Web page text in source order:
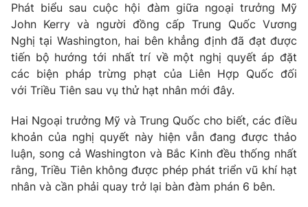
Phát biểu sau cuộc hội đàm giữa ngoại trưởng Mỹ
John Kerry và người đồng cấp Trung Quốc Vương
Nghị tại Washington, hai bên khẳng định đã đạt được
tiến bộ hướng tới nhất trí về một nghị quyết áp đặt
các biện pháp trừng phạt của Liên Hợp Quốc đối
với Triều Tiên sau vụ thử hạt nhân mới đây.
Hai Ngoại trưởng Mỹ và Trung Quốc cho biết, các điều
khoản của nghị quyết này hiện vẫn đang được thảo
luận, song cả Washington và Bắc Kinh đều thống nhất
rằng, Triều Tiên không được phép phát triển vũ khí hạt
nhân và cần phải quay trở lại bàn đàm phán 6 bên.